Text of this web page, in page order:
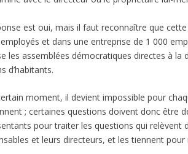
est oui, mais il faut reconnaître que
et dans une entreprise de 1 000
les assemblées démocratiques directes à
d’habitants.
moment, il devient impossible pour
; certaines questions doivent donc être
pour traiter les questions qui relèvent
et leurs directeurs, et les tiennent